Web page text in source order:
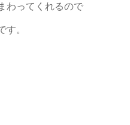
わってくれるので
す。